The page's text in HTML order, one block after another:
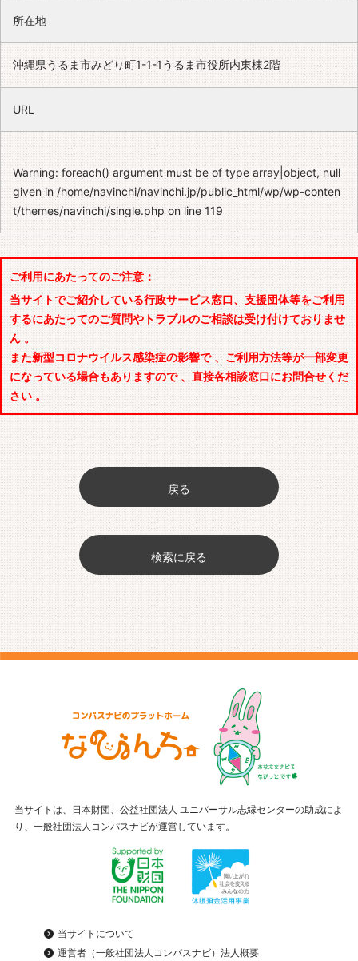
所在地
沖縄県うるま市みどり町1-1-1うるま市役所内東棟2階
URL
Warning: foreach() argument must be of type array|object, null
given in/home/navinchi/navinchi.jp/public_html/wp/wp-conten
t/themes/navinchi/single.phpon line119
ご利用にあたってのご注意：
当サイトでご紹介している行政サービス窓口、支援団体等をご利用
するにあたってのご質問やトラブルのご相談は受け付けておりませ
ん 。
また新型コロナウイルス感染症の影響で 、ご利用方法等が一部変更
になっている場合もありますので 、直接各相談窓口にお問合せくだ
さい 。
戻る
検索に戻る
当サイトは、日本財団、公益社団法人 ユニバーサル志縁センターの助成によ
り、一般社団法人コンパスナビが運営しています。
当サイトについて
運営者（一般社団法人コンパスナビ）法人概要